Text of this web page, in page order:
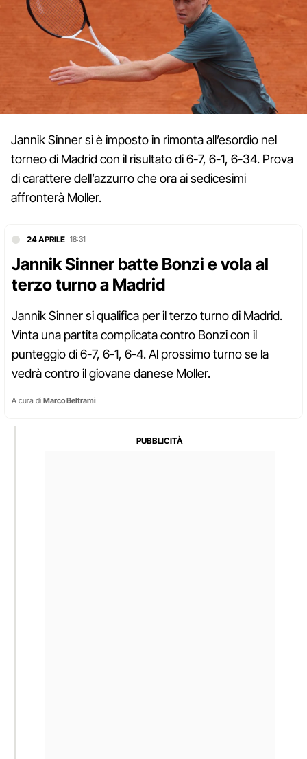
Jannik Sinner si è imposto in rimonta all’esordio nel
torneo di Madrid con il risultato di 6-7, 6-1, 6-34. Prova
di carattere dell’azzurro che ora ai sedicesimi
affronterà Moller.
24 APRILE 18:31
Jannik Sinner batte Bonzi e vola al
terzo turno a Madrid
Jannik Sinner si qualifica per il terzo turno di Madrid.
Vinta una partita complicata contro Bonzi con il
punteggio di 6-7, 6-1, 6-4. Al prossimo turno se la
vedrà contro il giovane danese Moller.
A cura di Marco Beltrami